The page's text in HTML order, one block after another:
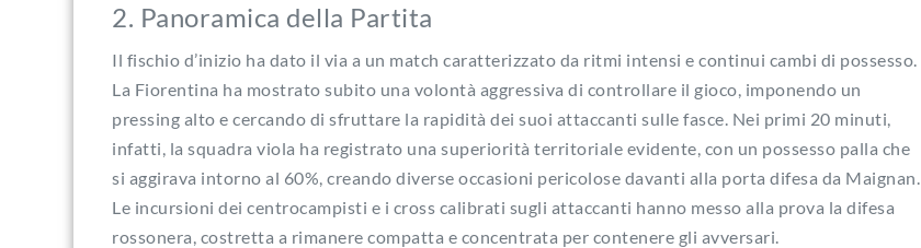
2. Panoramica della Partita
Il fischio d’inizio ha dato il via a un match caratterizzato da ritmi intensi e continui cambi di possesso.
La Fiorentina ha mostrato subito una volontà aggressiva di controllare il gioco, imponendo un
pressing alto e cercando di sfruttare la rapidità dei suoi attaccanti sulle fasce. Nei primi 20 minuti,
infatti, la squadra viola ha registrato una superiorità territoriale evidente, con un possesso palla che
si aggirava intorno al 60%, creando diverse occasioni pericolose davanti alla porta difesa da Maignan.
Le incursioni dei centrocampisti e i cross calibrati sugli attaccanti hanno messo alla prova la difesa
rossonera, costretta a rimanere compatta e concentrata per contenere gli avversari.